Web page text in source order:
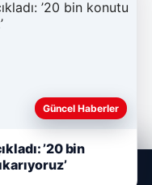
Güncel Haberler
’20 bin